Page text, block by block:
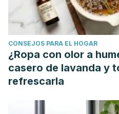
[citado 2018 Nov 08] ; 26(
http://scielo.isciii.es/
script=sci_arttext&amp
16112011000100003&lng=es.
CONSEJOS PARA EL HOGAR
¿Ropa con olor a
casero de lavanda y
refrescarla